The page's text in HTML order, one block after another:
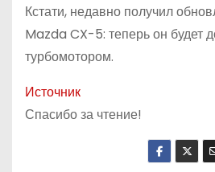
Кстати, недавно получил
Mazda CX-5: теперь он будет
турбомотором.
Источник
Спасибо за чтение!